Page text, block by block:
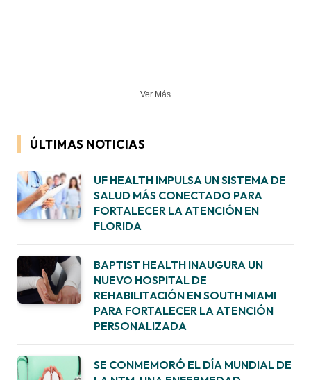
Ver Más
ÚLTIMAS NOTICIAS
UF HEALTH IMPULSA UN SISTEMA DE
SALUD MÁS CONECTADO PARA
FORTALECER LA ATENCIÓN EN
FLORIDA
BAPTIST HEALTH INAUGURA UN
NUEVO HOSPITAL DE
REHABILITACIÓN EN SOUTH MIAMI
PARA FORTALECER LA ATENCIÓN
PERSONALIZADA
SE CONMEMORÓ EL DÍA MUNDIAL DE